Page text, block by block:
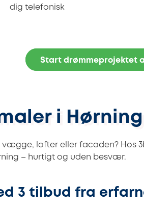
dig telefonisk
Start drømmeprojektet
i
vægge, lofter eller facaden? Hos
– hurtigt og uden besvær.
3 tilbud fra